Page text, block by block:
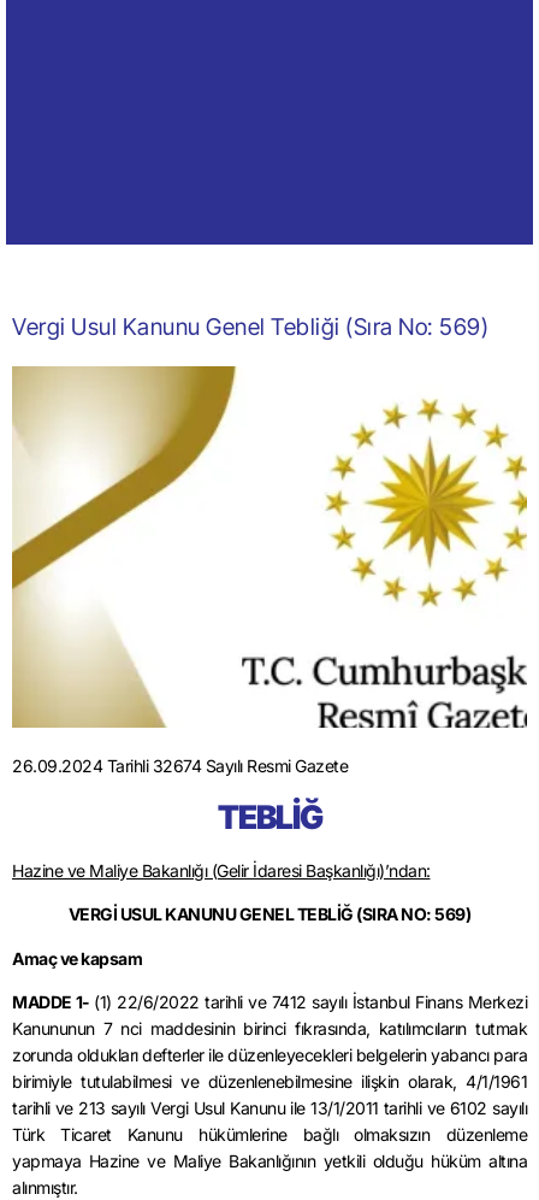
Vergi Usul Kanunu Genel Tebliği (Sıra No: 569)
26.09.2024 Tarihli 32674 Sayılı Resmi Gazete
TEBLİĞ
Hazine ve Maliye Bakanlığı (Gelir İdaresi Başkanlığı)’ndan:
VERGİ USUL KANUNU GENEL TEBLİĞ (SIRA NO: 569)
Amaç ve kapsam
MADDE 1- (1) 22/6/2022 tarihli ve 7412 sayılı İstanbul Finans Merkezi
Kanununun 7 ncimaddesinin birinci fıkrasında, katılımcıların tutmak
zorunda oldukları defterler ile düzenleyecekleri belgelerin yabancı para
birimiyle tutulabilmesi ve düzenlenebilmesine ilişkin olarak, 4/1/1961
tarihli ve 213 sayılı Vergi Usul Kanunu ile 13/1/2011 tarihli ve 6102 sayılı
Türk Ticaret Kanunu hükümlerine bağlı olmaksızın düzenleme
yapmaya Hazine ve Maliye Bakanlığının yetkili olduğu hüküm altına
alınmıştır.